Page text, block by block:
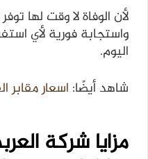
لأن الوفاة لا وقت لها
واستجابة فورية لأي
اليوم.
شاهد أيضًا: اسعار مقابر
مزايا شركة